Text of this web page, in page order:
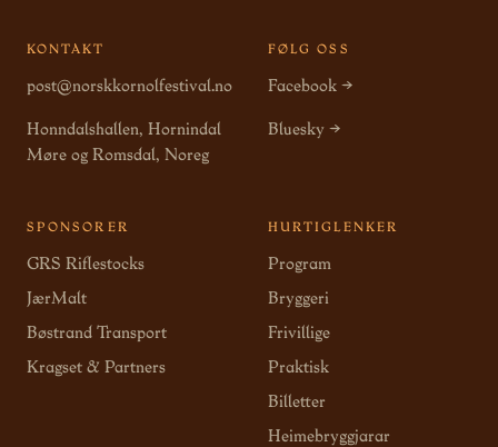
KONTAKT
post@norskkornolfestival.no
Honndalshallen, Hornindal
Møre og Romsdal, Noreg
FØLG OSS
Facebook →
Bluesky →
SPONSORER
GRS Riflestocks
JærMalt
Bøstrand Transport
Kragset & Partners
HURTIGLENKER
Program
Bryggeri
Frivillige
Praktisk
Billetter
Heimebryggjarar